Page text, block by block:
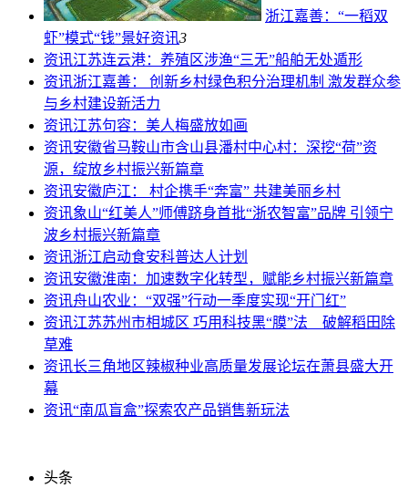
浙江嘉善：“一稻双
虾”模式“钱”景好资讯3
资讯江苏连云港：养殖区涉渔“三无”船舶无处遁形
资讯浙江嘉善： 创新乡村绿色积分治理机制 激发群众参
与乡村建设新活力
资讯江苏句容：美人梅盛放如画
资讯安徽省马鞍山市含山县潘村中心村：深挖“荷”资
源，绽放乡村振兴新篇章
资讯安徽庐江： 村企携手“奔富” 共建美丽乡村
资讯象山“红美人”师傅跻身首批“浙农智富”品牌 引领宁
波乡村振兴新篇章
资讯浙江启动食安科普达人计划
资讯安徽淮南：加速数字化转型，赋能乡村振兴新篇章
资讯舟山农业：“双强”行动一季度实现“开门红”
资讯江苏苏州市相城区 巧用科技黑“膜”法 破解稻田除
草难
资讯长三角地区辣椒种业高质量发展论坛在萧县盛大开
幕
资讯“南瓜盲盒”探索农产品销售新玩法
头条